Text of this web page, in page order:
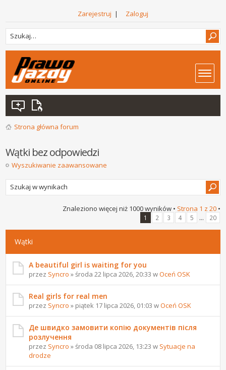
Zarejestruj | Zaloguj
Strona główna forum
Wątki bez odpowiedzi
Wyszukiwanie zaawansowane
Znaleziono więcej niż 1000 wyników • Strona 1 z 20•
1 2 3 4 5 ... 20
Wątki
A beautiful girl is waiting for you
przez Syncro » środa 22 lipca 2026, 20:33 wOceń OSK
Real girls for real men
przez Syncro » piątek 17 lipca 2026, 01:03 wOceń OSK
Де швидко замовити копію документів після
розлучення
przez Syncro » środa 08 lipca 2026, 13:23 w Sytuacje na
drodze